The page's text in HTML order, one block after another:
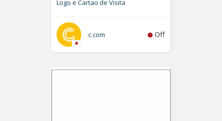
Logo e Cartao de Visita
c.com Off